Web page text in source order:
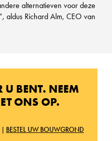
alternatieven voor deze
aldus Richard Alm, CEO van
BENT. NEEM
ONS OP.
| BESTEL UW BOUWGROND